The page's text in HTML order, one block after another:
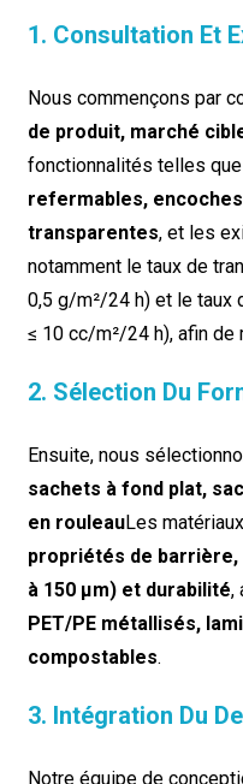
1. Consultation Et
Nous commençons par
de produit, marché
fonctionnalités telles que
refermables,
transparentes, et les
notamment le taux de
0,5 g/m²/24 h) et le taux
≤ 10 cc/m²/24 h), afin de
2. Sélection Du
Ensuite, nous
sachets à fond plat,
en rouleauLes
propriétés de
à 150 µm) et durabilité,
PET/PE métallisés,
compostables.
3. Intégration Du
Notre équipe de